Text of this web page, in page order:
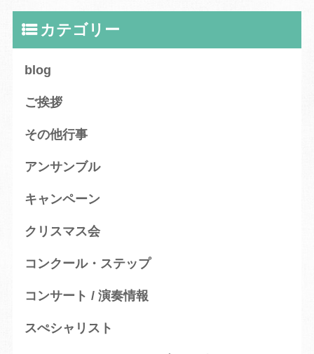
カテゴリー
blog
ご挨拶
その他行事
アンサンブル
キャンペーン
クリスマス会
コンクール・ステップ
コンサート / 演奏情報
スぺシャリスト